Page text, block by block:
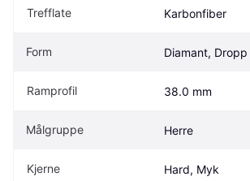
Trefflate Karbonfiber
Form Diamant, Dropp
Ramprofil 38.0 mm
Målgruppe Herre
Kjerne Hard, Myk